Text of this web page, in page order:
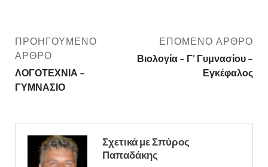
ΠΡΟΗΓΟΎΜΕΝΟ
ΆΡΘΡΟ
ΛΟΓΟΤΕΧΝΙΑ –
ΓΥΜΝΑΣΙΟ
ΕΠΌΜΕΝΟ ΆΡΘΡΟ
Βιολογία – Γ’ Γυμνασίου –
Εγκέφαλος
Σχετικά με Σπύρος
Παπαδάκης